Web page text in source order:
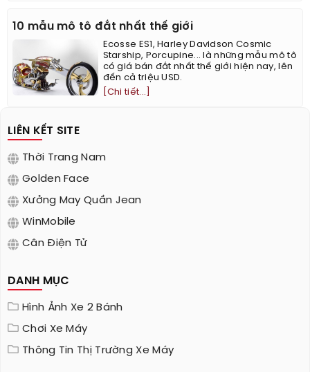
10 mẫu mô tô đắt nhất thế giới
Ecosse ES1, Harley Davidson Cosmic
Starship, Porcupine... là những mẫu mô tô
có giá bán đắt nhất thế giới hiện nay, lên
đến cả triệu USD.
[Chi tiết...]
LIÊN KẾT SITE
Thời Trang Nam
Golden Face
Xưởng May Quần Jean
WinMobile
Cân Điện Tử
DANH MỤC
Hình Ảnh Xe 2 Bánh
Chơi Xe Máy
Thông Tin Thị Trường Xe Máy